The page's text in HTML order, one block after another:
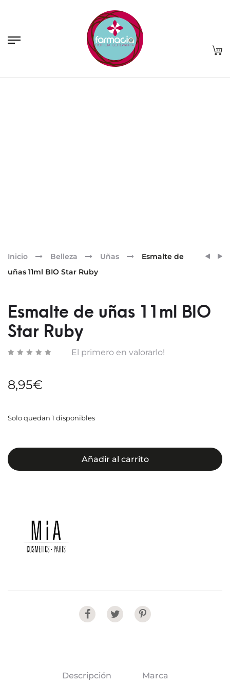
RED
Inicio Belleza Uñas
Esmalte de
uñas 11ml BIO Star Ruby
Esmalte de uñas 11ml BIO
Star Ruby
El primero en valorarlo!
8,95€
Solo quedan 1 disponibles
Añadir al carrito
Share
Descripción Marca